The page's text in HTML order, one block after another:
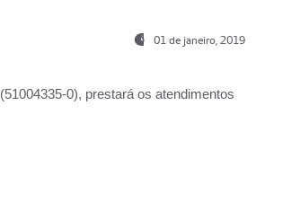
01 de janeiro, 2019
(51004335-0), prestará os atendimentos